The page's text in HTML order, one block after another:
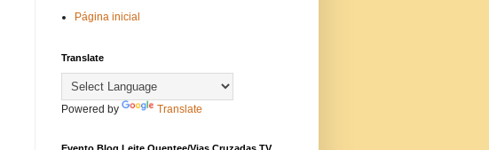
Página inicial
Translate
Powered by Translate